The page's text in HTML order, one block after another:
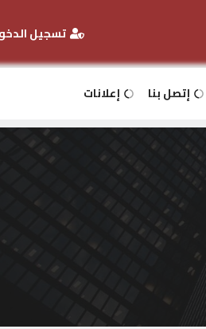
تسجيل
إتصل بنا إعلانات